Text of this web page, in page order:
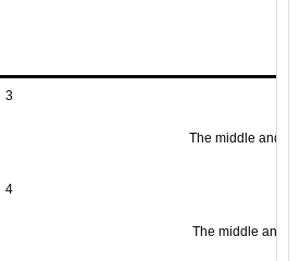
3
The middle and
4
The middle and